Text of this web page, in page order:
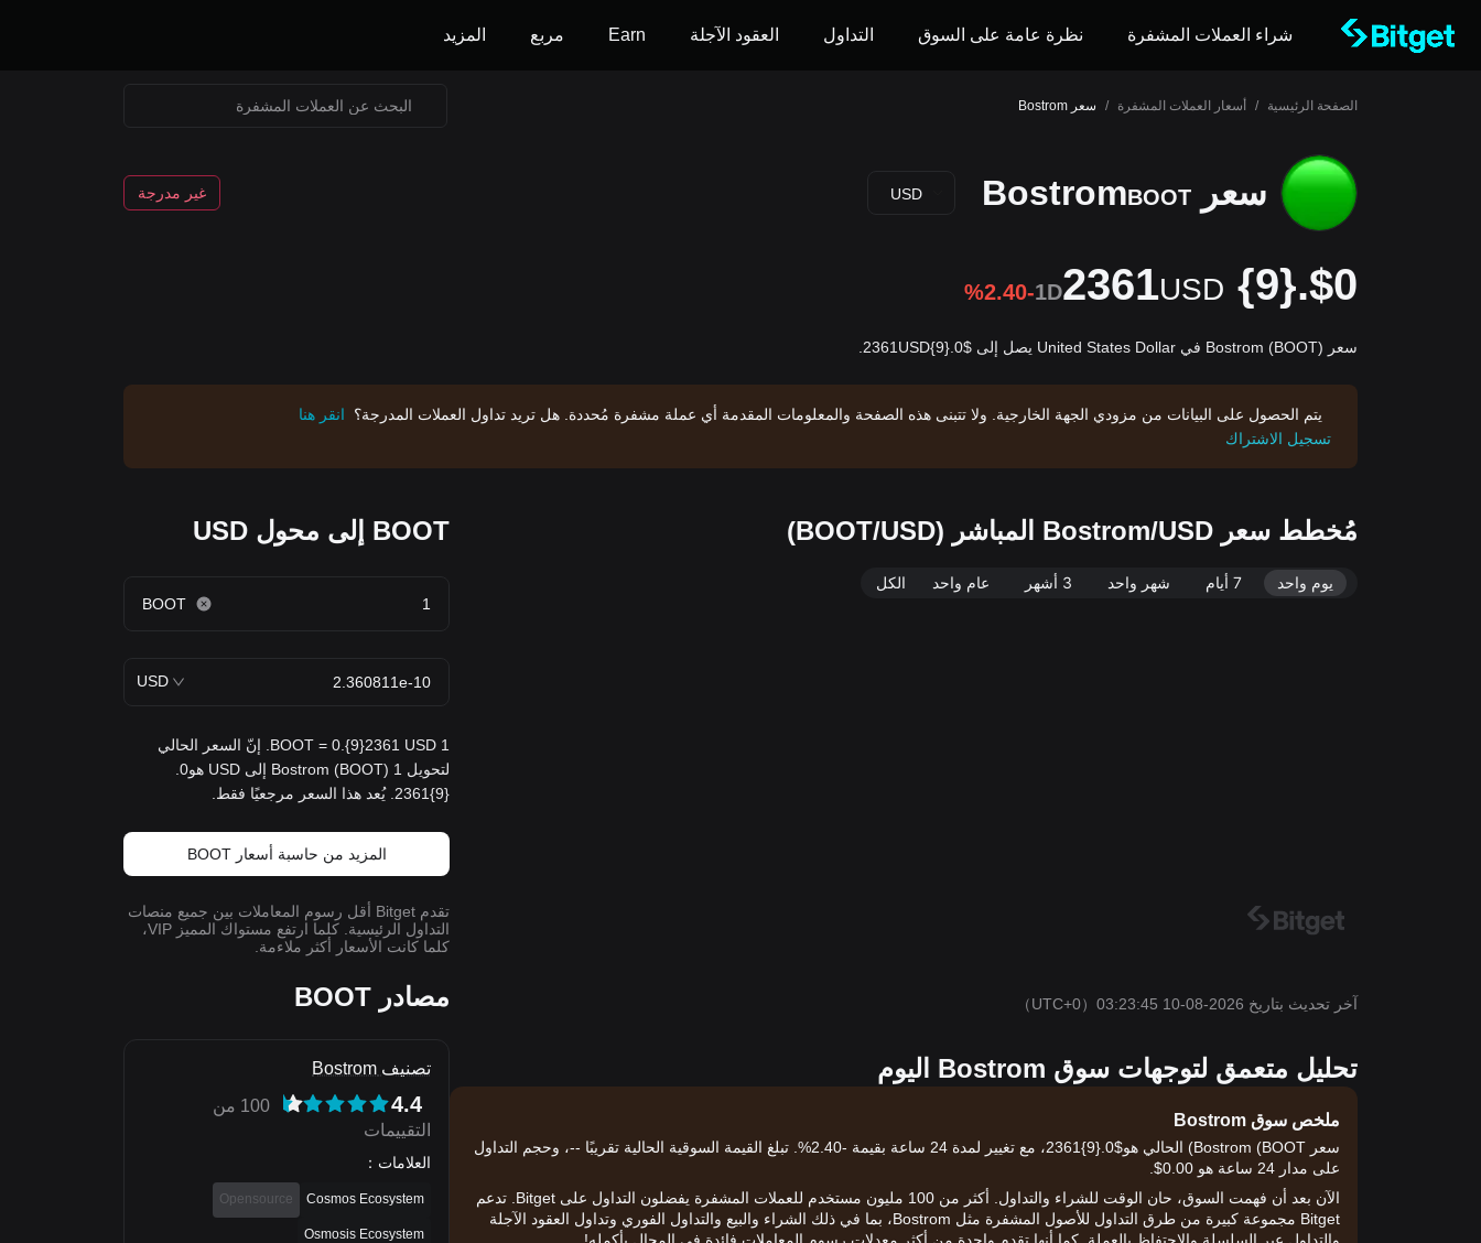
شراء العملات المشفرة نظرة عامة على السوق التداول العقود الآجلة Earn مربع المزيد
الصفحة الرئيسية / أسعار العملات المشفرة / سعر Bostrom
سعر Bostrom BOOT
USD غير مدرجة
$0.{9}2361
USD
%2.40-1D
سعر Bostrom (BOOT) في United States Dollar يصل إلى $0.{9}2361USD.
يتم الحصول على البيانات من مزودي الجهة الخارجية. ولا تتبنى هذه الصفحة والمعلومات المقدمة أي عملة مشفرة مُحددة. هل تريد تداول العملات المدرجة؟
انقر هنا
تسجيل الاشتراك
مُخطط سعر Bostrom/USD المباشر (BOOT/USD)
يوم واحد 7 أيام شهر واحد 3 أشهر عام واحد الكل
آخر تحديث بتاريخ 2026-08-10 03:23:45 （UTC+0）
تحليل متعمق لتوجهات سوق Bostrom اليوم
ملخص سوق Bostrom
سعر Bostrom (BOOT) الحالي هو$0.{9}2361، مع تغيير لمدة 24 ساعة بقيمة -2.40%. تبلغ القيمة السوقية الحالية تقريبًا --، وحجم التداول
على مدار 24 ساعة هو 0.00$.
الآن بعد أن فهمت السوق، حان الوقت للشراء والتداول. أكثر من 100 مليون مستخدم للعملات المشفرة يفضلون التداول على Bitget. تدعم
Bitget مجموعة كبيرة من طرق التداول للأصول المشفرة مثل Bostrom، بما في ذلك الشراء والبيع والتداول الفوري وتداول العقود الآجلة
BOOT إلى محول USD
BOOT
USD
1 BOOT = 0.{9}2361 USD. إنّ السعر الحالي
{9}2361. يُعد هذا السعر مرجعيًا فقط.
المزيد من حاسبة أسعار BOOT
تقدم Bitget أقل رسوم المعاملات بين جميع منصات
التداول الرئيسية. كلما ارتفع مستواك المميز VIP،
كلما كانت الأسعار أكثر ملاءمة.
مصادر BOOT
تصنيف Bostrom
4.4
100 من
التقييمات
العلامات ：
Cosmos Ecosystem
Opensource
Osmosis Ecosystem